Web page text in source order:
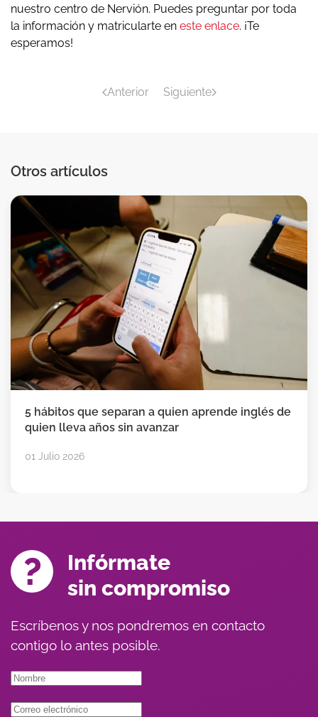
nuestro centro de Nervión. Puedes preguntar por toda
la información y matricularte en este enlace. ¡Te
esperamos!
Anterior Siguiente
Otros artículos
inglés de
El verano puede hacerte perder 3
inglés. O ganarlos. Tú eliges.
Infórmate
sin compromiso
Escríbenos y nos pondremos en contacto
contigo lo antes posible.